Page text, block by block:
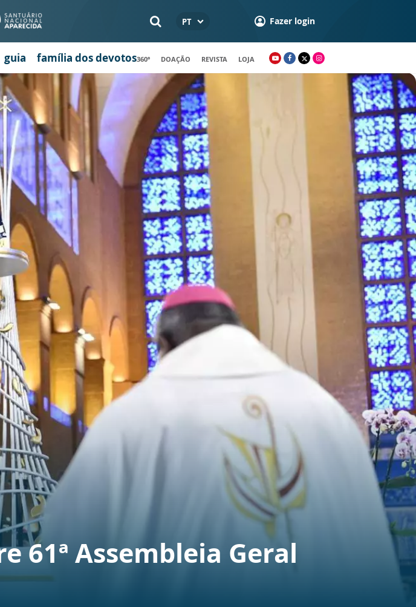
PT Fazer login
guia família dos devotos360º DOAÇÃO REVISTA LOJA
61ª Assembleia Geral